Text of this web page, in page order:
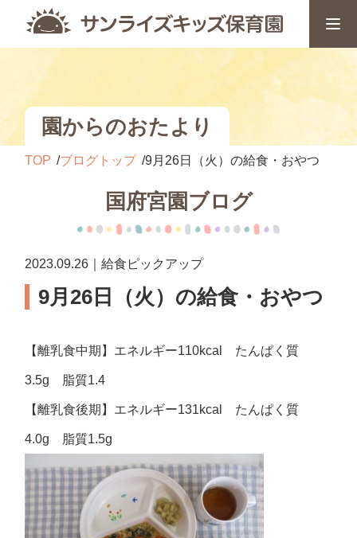
園からのおたより
TOP ブログトップ 9月26日（火）の給食・おやつ
国府宮園ブログ
2023.09.26｜給食ピックアップ
9月26日（火）の給食・おやつ
【離乳食中期】エネルギー110kcal たんぱく質
3.5g 脂質1.4
【離乳食後期】エネルギー131kcal たんぱく質
4.0g 脂質1.5g